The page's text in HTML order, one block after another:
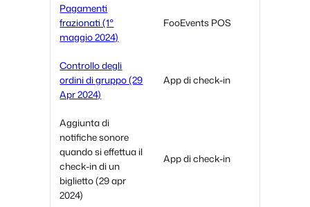
Pagamenti
frazionati (1°
maggio 2024)
FooEvents POS
Controllo degli
ordini di gruppo (29
Apr 2024)
App di check-in
Aggiunta di
notifiche sonore
quando si effettua il
check-in di un
biglietto (29 apr
2024)
App di check-in